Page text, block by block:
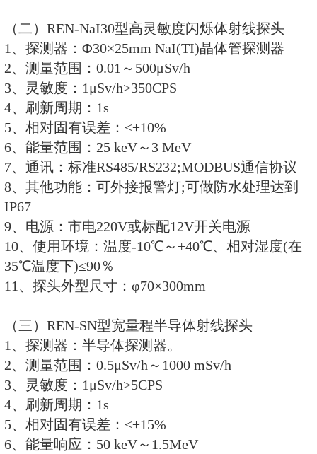
4、刷新周期：1s
5、相对固有误差：≤±15%
6、能量响应：50 keV～1.5 MeV
7、能量范围：30 keV～15.0 MeV
8、通讯：标准RS485/
9、其他功能：可外接报警灯;可做
IP67
10、电源：市电220V或标配12V开
11、使用环境：温度-20℃～+50℃
35℃温度下)≤90％
12、探头外型尺寸：φ50×185 mm
（二）REN-NaI30型高灵敏度闪烁
1、探测器：Φ30×25mm NaI(TI)晶
2、测量范围：0.01～500μSv/h
3、灵敏度：1μSv/h>350CPS